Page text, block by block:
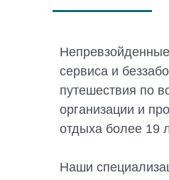
сервиса и
путешествия по
организации и
отдыха более 19
Наши